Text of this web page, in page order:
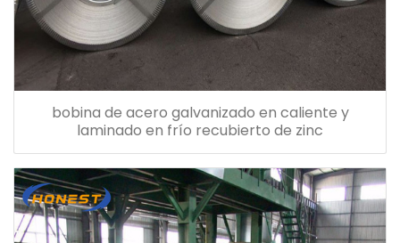
bobina de acero galvanizado en caliente y
laminado en frío recubierto de zinc